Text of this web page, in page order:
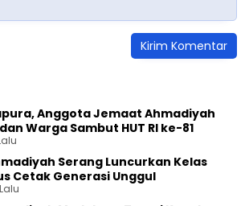
Anggota Jemaat Ahmadiyah
Warga Sambut HUT RI ke-81
Serang Luncurkan Kelas
Cetak Generasi Unggul